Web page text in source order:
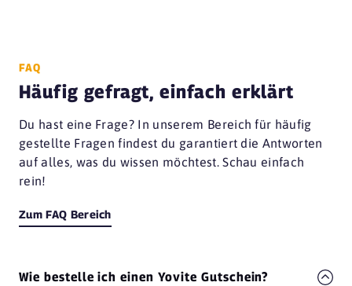
FAQ
Häufig gefragt, einfach erklärt
Du hast eine Frage? In unserem Bereich für häufig
gestellte Fragen findest du garantiert die Antworten
auf alles, was du wissen möchtest. Schau einfach
rein!
Zum FAQ Bereich
Wie bestelle ich einen Yovite Gutschein?